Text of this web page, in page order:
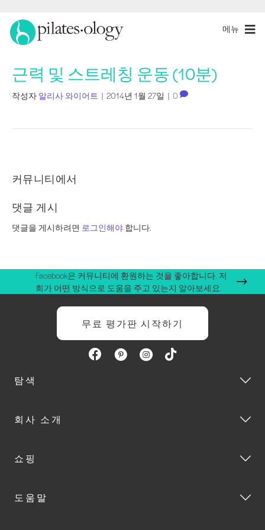
메뉴
근력 및 스트레칭 운동 (10분)
작성자 알리사 와이어트 | 2014년 1월 27일 | 0
커뮤니티에서
댓글 게시
댓글을 게시하려면 로그인해야 합니다.
Facebook은 커뮤니티에 환원하는 것을 좋아합니다. 저
희가 어떤 방식으로 도움을 주고 있는지 알아보세요.
무료 평가판 시작하기
탐색
회사 소개
쇼핑
도움말